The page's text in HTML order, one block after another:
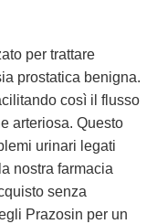
per trattare
prostatica benigna.
così il flusso
arteriosa. Questo
urinari legati
nostra farmacia
senza
Prazosin per un